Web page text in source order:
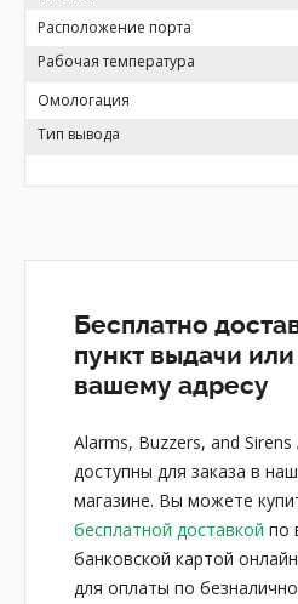
Расположение порта
Рабочая температура
Омологация
Тип вывода
Бесплатно
пункт выдачи
вашему адресу
Alarms, Buzzers, and
доступны для заказа в
магазине. Вы можете
бесплатной доставкой по
банковской картой
для оплаты по